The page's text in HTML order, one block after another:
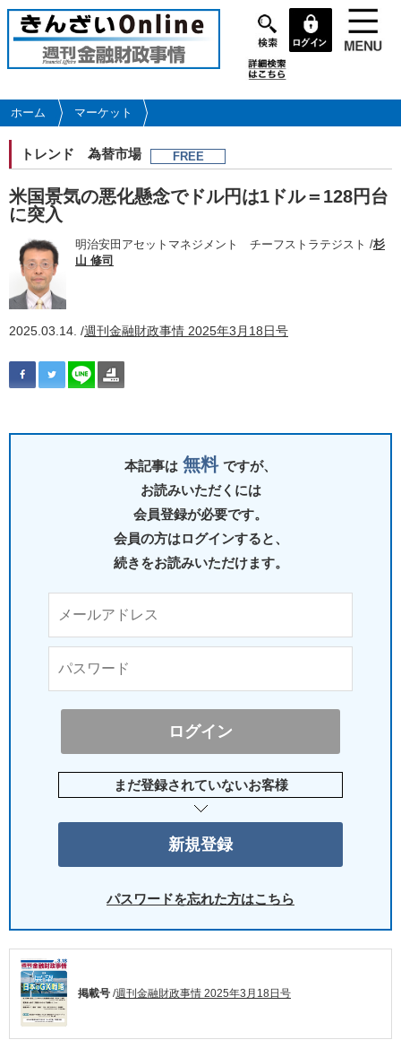
メ
イ
コ
ン
ツ
に
移
動
ホーム マーケット
トレンド 為替市場 FREE
米国景気の悪化懸念でドル円は1ドル＝128円台
に突入
明治安田アセットマネジメント チーフストラテジスト /杉
山 修司
2025.03.14. /週刊金融財政事情 2025年3月18日号
本記事は 無料 ですが、
お読みいただくには
会員登録が必要です。
会員の方はログインすると、
続きをお読みいただけます。
まだ登録されていないお客様
パスワードを忘れた方はこちら
掲載号 /週刊金融財政事情 2025年3月18日号